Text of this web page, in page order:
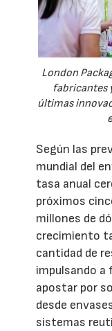
London
fabricantes
últimas
Según las
mundial del
tasa anual
próximos
millones de
crecimiento
cantidad de
impulsando a
apostar por
desde
sistemas